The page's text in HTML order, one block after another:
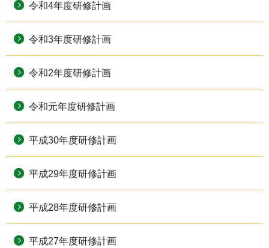
令和4年度研修計画
令和3年度研修計画
令和2年度研修計画
令和元年度研修計画
平成30年度研修計画
平成29年度研修計画
平成28年度研修計画
平成27年度研修計画